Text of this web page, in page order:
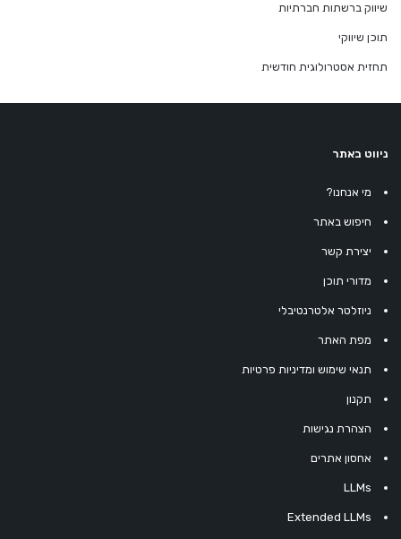
שיווק ברשתות חברתיות
תוכן שיווקי
תחזית אסטרולוגית חודשית
ניווט באתר
מי אנחנו?
חיפוש באתר
יצירת קשר
מדורי תוכן
ניוזלטר אלטרנטיבלי
מפת האתר
תנאי שימוש ומדיניות פרטיות
תקנון
הצהרת נגישות
אחסון אתרים
LLMs
Extended LLMs